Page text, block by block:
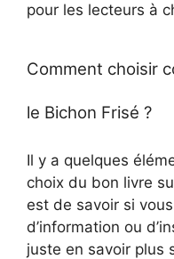
pour les lecteurs à
Comment choisir
le Bichon Frisé ?
Il y a quelques
choix du bon livre
est de savoir si
d’information ou
juste en savoir plus